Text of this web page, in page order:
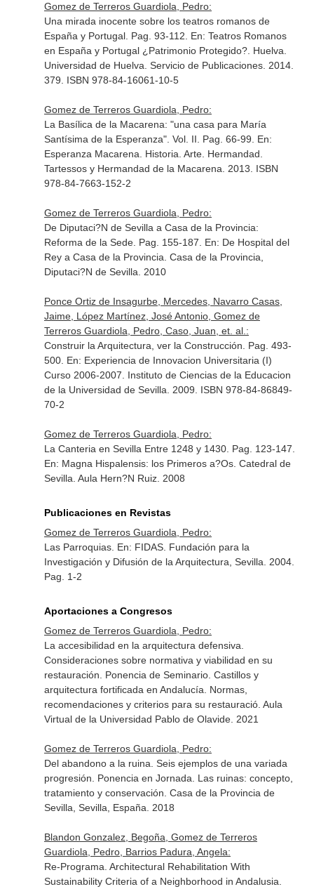
Gomez de Terreros Guardiola, Pedro:
Una mirada inocente sobre los teatros romanos de
España y Portugal. Pag. 93-112. En: Teatros Romanos
en España y Portugal ¿Patrimonio Protegido?. Huelva.
Universidad de Huelva. Servicio de Publicaciones. 2014.
379. ISBN 978-84-16061-10-5
Gomez de Terreros Guardiola, Pedro:
La Basílica de la Macarena: "una casa para María
Santísima de la Esperanza". Vol. II. Pag. 66-99. En:
Esperanza Macarena. Historia. Arte. Hermandad
Tartessos y Hermandad de la Macarena. 2013. ISBN
978-84-7663-152-2
Gomez de Terreros Guardiola, Pedro:
De Diputaci?N de Sevilla a Casa de la Provincia:
Reforma de la Sede. Pag. 155-187. En: De Hospital del
Rey a Casa de la Provincia . Casa de la Provincia,
Diputaci?N de Sevilla. 2010
Ponce Ortiz de Insagurbe, Mercedes, Navarro Casas,
Jaime, López Martínez, José Antonio, Gomez de
Terreros Guardiola, Pedro, Caso, Juan, et. al.:
Construir la Arquitectura, ver la Construcción. Pag. 493-
500. En: Experiencia de Innovacion Universitaria (I)
Curso 2006-2007 . Instituto de Ciencias de la Educacion
de la Universidad de Sevilla. 2009. ISBN 978-84-86849-
70-2
Gomez de Terreros Guardiola, Pedro:
La Canteria en Sevilla Entre 1248 y 1430. Pag. 123-147.
En: Magna Hispalensis: los Primeros a?Os. Catedral de
Sevilla. Aula Hern?N Ruiz. 2008
Publicaciones en Revistas
Gomez de Terreros Guardiola, Pedro:
Las Parroquias. En: FIDAS. Fundación para la
Investigación y Difusión de la Arquitectura, Sevilla . 2004.
Pag. 1-2
Aportaciones a Congresos
Gomez de Terreros Guardiola, Pedro:
La accesibilidad en la arquitectura defensiva.
Consideraciones sobre normativa y viabilidad en su
restauración. Ponencia de Seminario. Castillos y
arquitectura fortificada en Andalucía. Normas,
recomendaciones y criterios para su restauració. Aula
Virtual de la Universidad Pablo de Olavide. 2021
Gomez de Terreros Guardiola, Pedro:
Del abandono a la ruina. Seis ejemplos de una variada
progresión. Ponencia en Jornada. Las ruinas: concepto,
tratamiento y conservación. Casa de la Provincia de
Sevilla, Sevilla, España. 2018
Blandon Gonzalez, Begoña, Gomez de Terreros
Guardiola, Pedro, Barrios Padura, Angela:
Re-Programa. Architectural Rehabilitation With
Sustainability Criteria of a Neighborhood in Andalusia.